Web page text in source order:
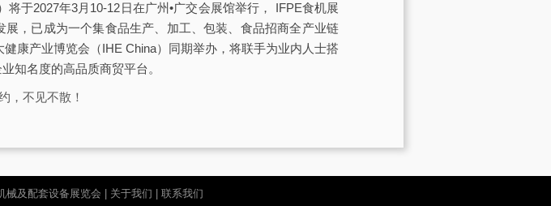
于2027年3月10-12日在广州•广交会展馆举行， IFPE食机展
，已成为一个集食品生产、加工、包装、食品招商全产业链
康产业博览会（IHE China）同期举办，将联手为业内人士搭
知名度的高品质商贸平台。
，不见不散！
械及配套设备展览会 | 关于我们 联系我们